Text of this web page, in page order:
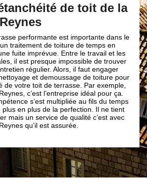
de toit de la
est importante dans le
toiture de temps en
Entre le travail et les
impossible de trouver
Alors, il faut engager
de toiture pour
terrasse. Par exemple,
idéal pour ça.
multipliée au fils du temps
la perfection. Il ne tient
de qualité c’est avec
assurée.
Au fil du temps,
défaillances
les diverses
toit et les saletés
que votre toit
entreprise de
service pour
quel que soit le
également vous
prendre et sur les
nous sommes de
couverture Brun
l’étanchéité de